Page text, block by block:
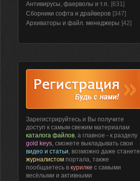
Антивирусы, фаерволы и т.п. [631]
Сборники софта и драйверов [347]
Архиваторы и файл. менеджеры [42]
Зарегистрируйтесь и Вы получите
доступ к самым свежим материалам
каталога файлов, а главное - к разделу
gold keys, сможете выкладывать свои
видео и статьи, возможно даже станете
журналистом портала, также
пообщаетесь в курилке с самыми
весёлыми и активными